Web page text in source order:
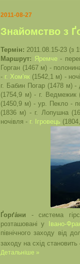
2011-08-27
Знайомство з
Термін: 2011.08.15-23 (з
Маршрут: Яремче-
Горган (1467 м) -
- г. Хом'як (1542,1 м) -
г. Бабин Погар (1478 м)
(1754,9 м) - г. Ведмежик
(1450,9 м) - ур. Пекло -
(1836 м) - г. Лопушна
ночівля - г. Ігровець
Ґорґа́ни - система
розташовані у
Івано-
північного заходу від
заходу на схід становить
Детальніше »